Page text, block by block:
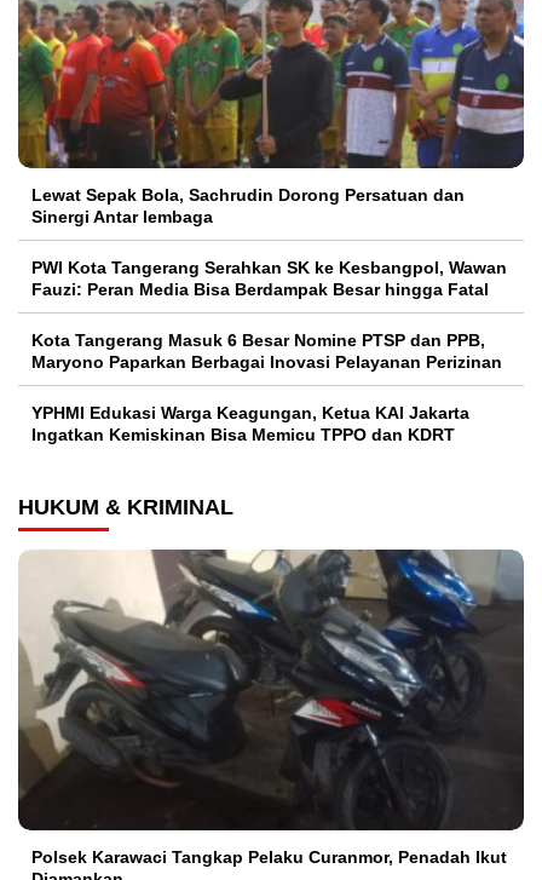
Lewat Sepak Bola, Sachrudin Dorong Persatuan dan
Sinergi Antar lembaga
PWI Kota Tangerang Serahkan SK ke Kesbangpol, Wawan
Fauzi: Peran Media Bisa Berdampak Besar hingga Fatal
Kota Tangerang Masuk 6 Besar Nomine PTSP dan PPB,
Maryono Paparkan Berbagai Inovasi Pelayanan Perizinan
YPHMI Edukasi Warga Keagungan, Ketua KAI Jakarta
Ingatkan Kemiskinan Bisa Memicu TPPO dan KDRT
HUKUM & KRIMINAL
Polsek Karawaci Tangkap Pelaku Curanmor, Penadah Ikut